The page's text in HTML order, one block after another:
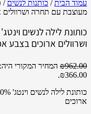
עמוד הבית/ כותנות לנשים
מעוצבת עם תחרה
ושרוולים ארוכים בצבע
₪962.00 המחיר המקורי היה: ₪962.00.
₪366.00.
ארוכים